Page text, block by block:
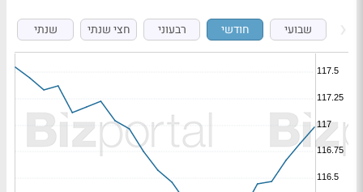
שבועי חודשי רבעוני חצי שנתי שנתי